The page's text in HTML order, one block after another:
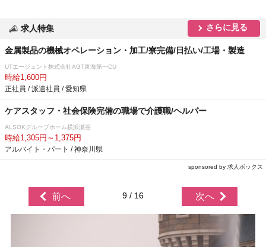
求人特集 さらに見る
金属製品の機械オペレーション・加工/寮完備/日払い/工場・製造
UTエージェント株式会社AGT東海第一CU
時給1,600円
正社員 / 派遣社員 / 愛知県
ケアスタッフ・社会保険完備の職場で介護職/ヘルパー
ALSOKグループホーム横浜瀬谷
時給1,305円～1,375円
アルバイト・パート / 神奈川県
sponsored by 求人ボックス
前へ 9 / 16 次へ